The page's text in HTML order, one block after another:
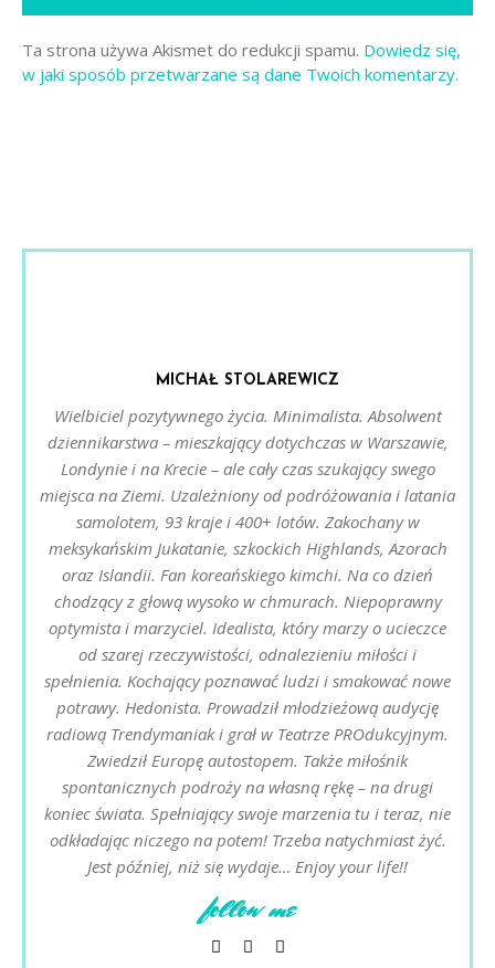
Ta strona używa Akismet do redukcji spamu. Dowiedz się,
w jaki sposób przetwarzane są dane Twoich komentarzy.
MICHAŁ STOLAREWICZ
Wielbiciel pozytywnego życia. Minimalista. Absolwent
dziennikarstwa – mieszkający dotychczas w Warszawie,
Londynie i na Krecie – ale cały czas szukający swego
miejsca na Ziemi. Uzależniony od podróżowania i latania
samolotem, 93 kraje i 400+ lotów. Zakochany w
meksykańskim Jukatanie, szkockich Highlands, Azorach
oraz Islandii. Fan koreańskiego kimchi. Na co dzień
chodzący z głową wysoko w chmurach. Niepoprawny
optymista i marzyciel. Idealista, który marzy o ucieczce
od szarej rzeczywistości, odnalezieniu miłości i
spełnienia. Kochający poznawać ludzi i smakować nowe
potrawy. Hedonista. Prowadził młodzieżową audycję
radiową Trendymaniak i grał w Teatrze PROdukcyjnym.
Zwiedził Europę autostopem. Także miłośnik
spontanicznych podroży na własną rękę – na drugi
koniec świata. Spełniający swoje marzenia tu i teraz, nie
odkładając niczego na potem! Trzeba natychmiast żyć.
Jest później, niż się wydaje… Enjoy your life!!
follow me